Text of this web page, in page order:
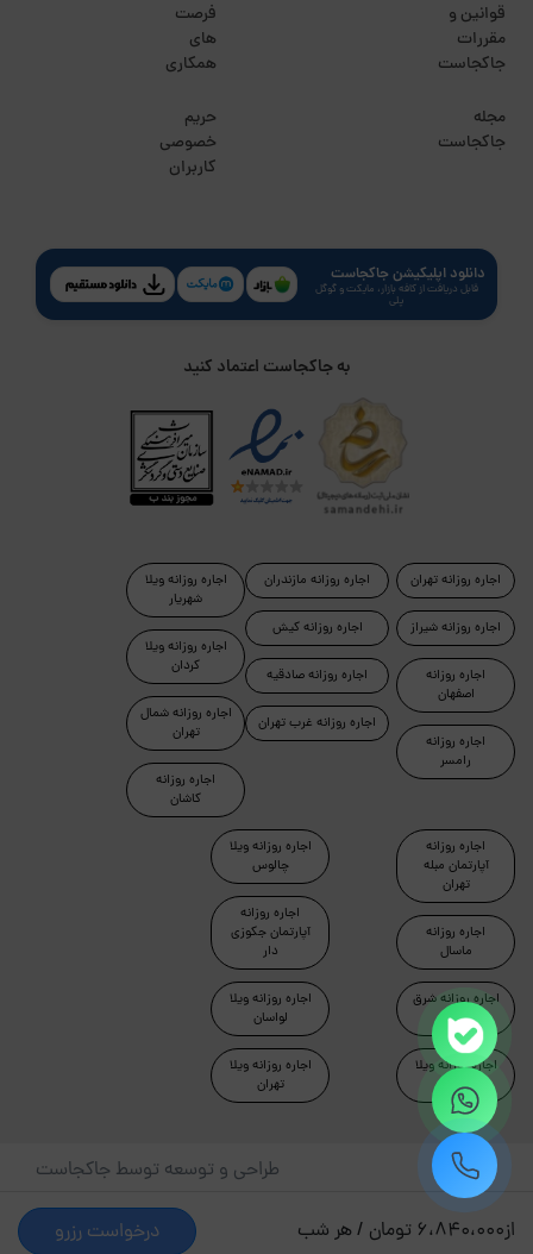
از6،840،000 تومان / هر شب درخواست رزرو
قوانین و
مقررات
جاکجاست
مجله
جاکجاست
فرصت
های
همکاری
حریم
خصوصی
کاربران
دانلود اپلیکیشن جاکجاست
قابل دریافت از کافه بازار، مایکت و گوگل
پلی
به جاکجاست اعتماد کنید
اجاره روزانه تهران
اجاره روزانه شیراز
اجاره روزانه
اصفهان
اجاره روزانه
رامسر
اجاره روزانه مازندران
اجاره روزانه کیش
اجاره روزانه صادقیه
اجاره روزانه غرب تهران
اجاره روزانه ویلا
شهریار
اجاره روزانه ویلا
کردان
اجاره روزانه شمال
تهران
اجاره روزانه
کاشان
اجاره روزانه
آپارتمان مبله
تهران
اجاره روزانه
ماسال
اجاره روزانه شرق
تهران
اجاره روزانه ویلا
دماوند
اجاره روزانه ویلا
چالوس
اجاره روزانه
آپارتمان جکوزی
دار
اجاره روزانه ویلا
لواسان
اجاره روزانه ویلا
تهران
طراحی و توسعه توسط جاکجاست
© کلیه حقوق این سایت محفوظ و متعلق به شرکت کیمیای سبز
حیات است.